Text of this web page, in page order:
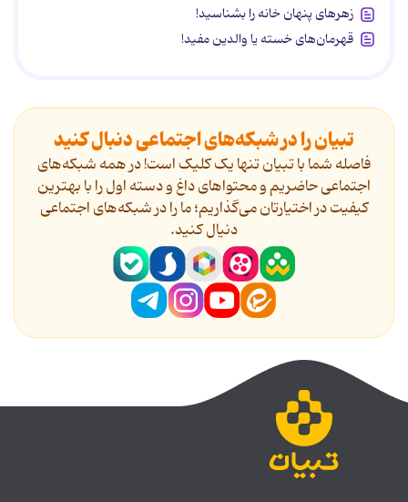
زهرهای پنهان خانه را بشناسید!
قهرمان‌های خسته یا والدین مفید!
تبیان را در شبکه‌های اجتماعی دنبال کنید
فاصله شما با تبیان تنها یک کلیک است! در همه شبکه‌های
اجتماعی حاضریم و محتواهای داغ و دسته اول را با بهترین
کیفیت در اختیارتان می‌گذاریم؛ ما را در شبکه‌های اجتماعی
دنیال کنید.